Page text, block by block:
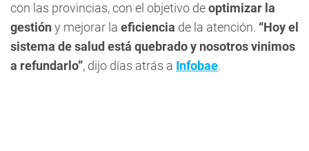
con las provincias, con el objetivo deoptimizar la
gestión y mejorar la eficiencia de la atención. “Hoy el
sistema de salud está quebrado y nosotros vinimos
a refundarlo”, dijo días atrás a Infobae.